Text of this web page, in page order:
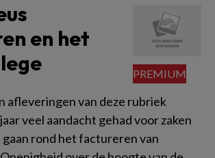
en het
afleveringen van deze rubriek
veel aandacht gehad voor zaken
gaan rond het factureren van